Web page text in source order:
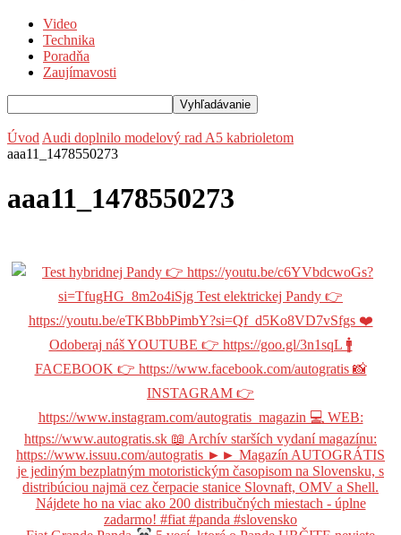
Video
Technika
Poradňa
Zaujímavosti
Úvod Audi doplnilo modelový rad A5 kabrioletom
aaa11_1478550273
aaa11_1478550273